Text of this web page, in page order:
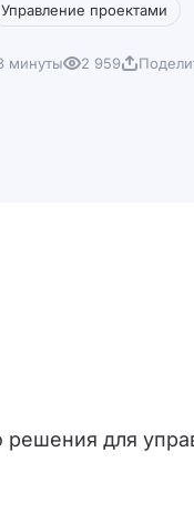
Управление проектами
минуты 2 959
для